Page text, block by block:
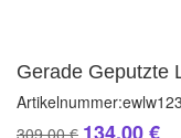
Gerade Geputzte
Artikelnummer:ewlw123
309.00 €